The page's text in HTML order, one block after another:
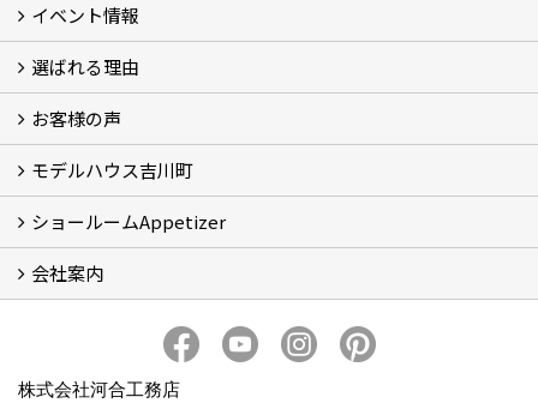
フォトギャラリー
性能について
自然素材のお家
オーナー様のおうち訪問
イベント情報
イベント情報
選ばれる理由
5つのやさしさ宣言
3つのプロ宣言
お家づくりスケジュール
お客様の声
お客様の声
モデルハウス吉川町
吉川町モデルハウス
ショールームAppetizer
Appetizer(ショールーム)
Appetizer(レンタルスペース)
会社案内
社長 河合智之の想い
求人情報 Recruit
株式会社河合工務店